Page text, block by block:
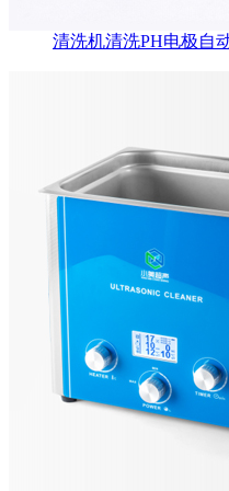
清洗机清洗PH电极自